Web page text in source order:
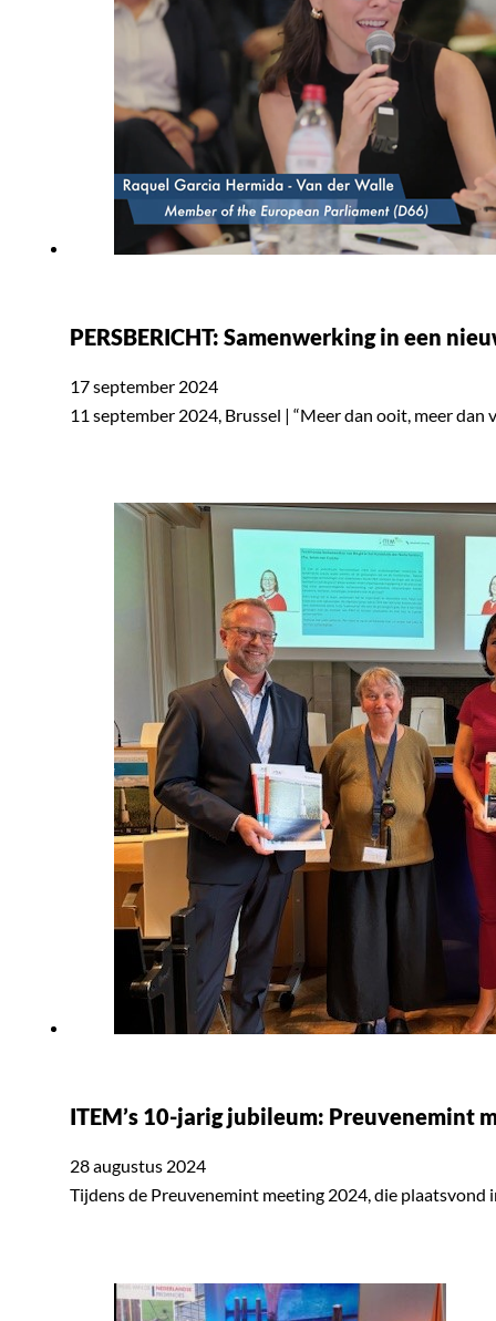
PERSBERICHT: Samenwerking in een
17 september 2024
11 september 2024, Brussel | “Meer dan ooit, meer
ITEM’s 10-jarig jubileum: Preuvenemint
28 augustus 2024
Tijdens de Preuvenemint meeting 2024, die